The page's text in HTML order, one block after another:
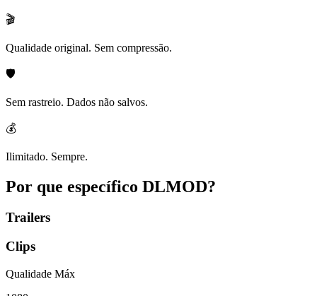
🎬
Qualidade original. Sem compressão.
🛡️
Sem rastreio. Dados não salvos.
💰
Ilimitado. Sempre.
Por que específico DLMOD?
Trailers
Clips
Qualidade Máx